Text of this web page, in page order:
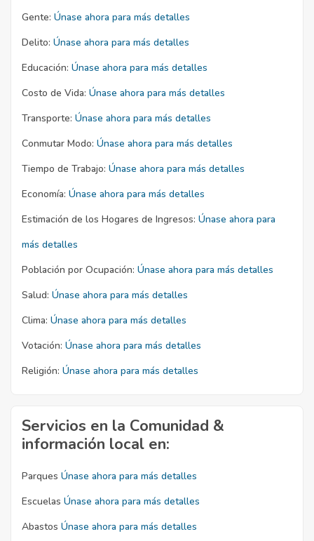
Gente: Únase ahora para más detalles
Delito: Únase ahora para más detalles
Educación: Únase ahora para más detalles
Costo de Vida: Únase ahora para más detalles
Transporte: Únase ahora para más detalles
Conmutar Modo: Únase ahora para más detalles
Tiempo de Trabajo: Únase ahora para más detalles
Economía: Únase ahora para más detalles
Estimación de los Hogares de Ingresos: Únase ahora para
más detalles
Población por Ocupación: Únase ahora para más detalles
Salud: Únase ahora para más detalles
Clima: Únase ahora para más detalles
Votación: Únase ahora para más detalles
Religión: Únase ahora para más detalles
Servicios en la Comunidad &
información local en:
Parques Únase ahora para más detalles
Escuelas Únase ahora para más detalles
Abastos Únase ahora para más detalles